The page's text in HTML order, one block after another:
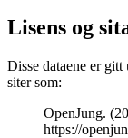
Lisens og
Disse dataene er
siter som:
OpenJung.
https://